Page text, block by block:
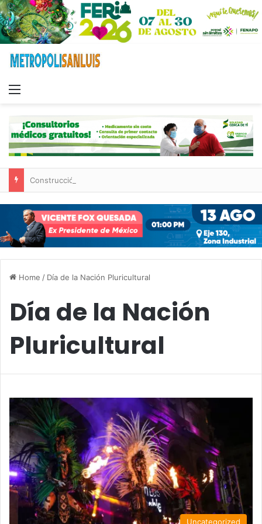
Home / Día de la Nación Pluricultural
Día de la Nación
Pluricultural
Uncategorized